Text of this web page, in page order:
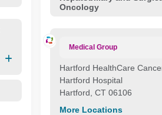
Oncology
Medical Group
Hartford HealthCare
Hartford Hospital
Hartford, CT 06106
More Locations